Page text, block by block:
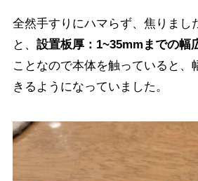
全然手すりにハマらず、焦りまし
と、 設置板厚：1~35mmまでの幅
ことなので本体を触っていると、
きるようになっていました。